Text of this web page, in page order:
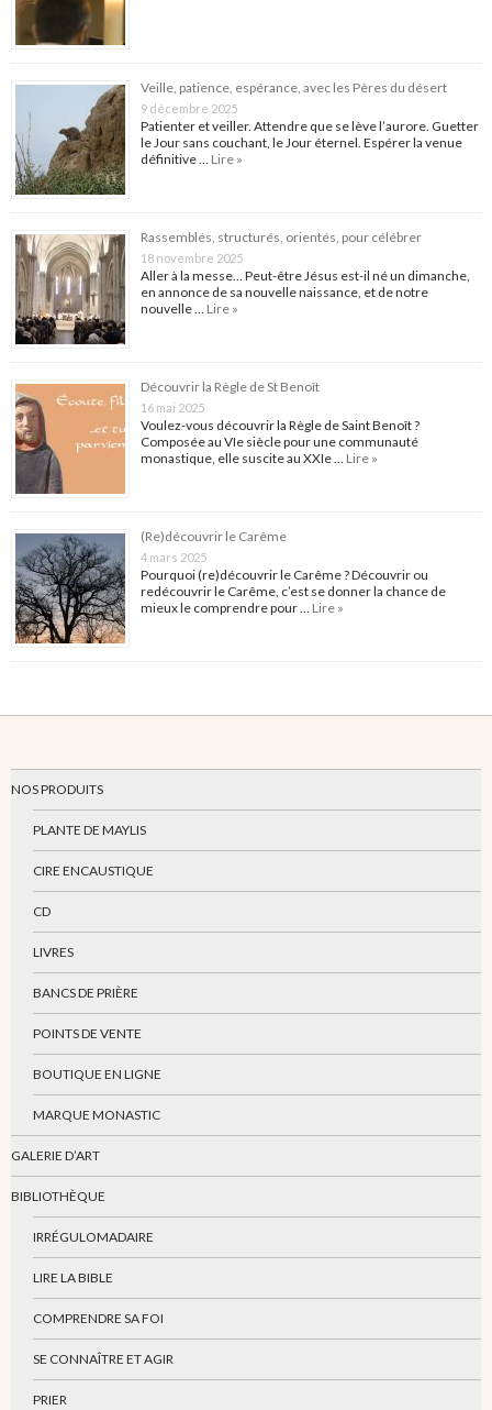
Veille, patience, espérance, avec les Pères du désert
9 décembre 2025
Patienter et veiller. Attendre que se lève l’aurore. Guetter
le Jour sans couchant, le Jour éternel. Espérer la venue
définitive … Lire »
Rassemblés, structurés, orientés, pour célébrer
18 novembre 2025
Aller à la messe… Peut-être Jésus est-il né un dimanche,
en annonce de sa nouvelle naissance, et de notre
nouvelle … Lire »
Découvrir la Règle de St Benoît
16 mai 2025
Voulez-vous découvrir la Règle de Saint Benoît ?
Composée au VIe siècle pour une communauté
monastique, elle suscite au XXIe … Lire »
(Re)découvrir le Carême
4 mars 2025
Pourquoi (re)découvrir le Carême ? Découvrir ou
redécouvrir le Carême, c’est se donner la chance de
mieux le comprendre pour … Lire »
NOS PRODUITS
PLANTE DE MAYLIS
CIRE ENCAUSTIQUE
CD
LIVRES
BANCS DE PRIÈRE
POINTS DE VENTE
BOUTIQUE EN LIGNE
MARQUE MONASTIC
GALERIE D’ART
BIBLIOTHÈQUE
IRRÉGULOMADAIRE
LIRE LA BIBLE
COMPRENDRE SA FOI
SE CONNAÎTRE ET AGIR
PRIER